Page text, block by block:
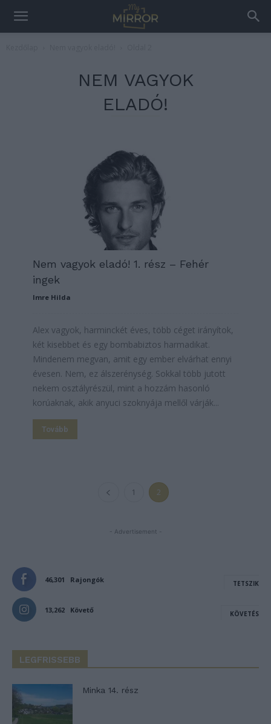
NEM VAGYOK
ELADÓ!
Nem vagyok eladó! 1. rész – Fehér
ingek
Imre Hilda
Alex vagyok, harminckét éves, több céget irányítok,
két kisebbet és egy bombabiztos harmadikat.
Mindenem megvan, amit egy ember elvárhat ennyi
évesen. Nem, ez álszerénység. Sokkal több jutott
nekem osztályrészül, mint a hozzám hasonló
korúaknak, akik anyuci szoknyája mellől várják...
Tovább
1 2
- Advertisement -
46,301 Rajongók TETSZIK
13,262 Követő KÖVETÉS
LEGFRISSEBB
Minka 14. rész